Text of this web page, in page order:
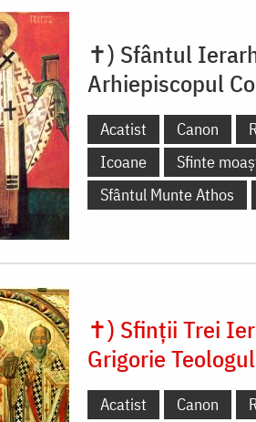
✝) Sfântul
Arhiepiscopul
Acatist Canon
Icoane
Sfinte
Sfântul Munte Athos
✝) Sfinții Trei
Grigorie
Acatist Canon